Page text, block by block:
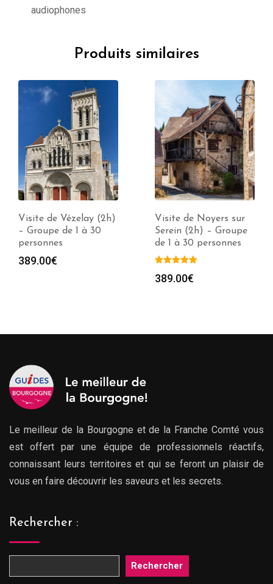
audiophones
Produits similaires
Visite de Vézelay (2h)
– Groupe de 1 à 30
personnes
389.00€
Visite de Noyers sur
Serein (2h) – Groupe
de 1 à 30 personnes
389.00€
Le meilleur de la Bourgogne et de la Franche Comté vous
est offert par une équipe de professionnels réactifs,
connaissant leurs territoires et qui se feront un plaisir de
vous en faire découvrir les saveurs et les secrets.
Rechercher :
Rechercher